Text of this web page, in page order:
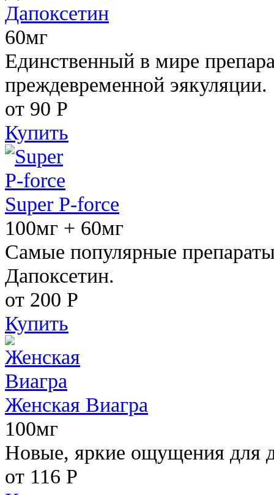
Дапоксетин
60мг
Единственный в мире
преждевременной эякуляции.
от 90 Р
Купить
Super P-force
100мг + 60мг
Самые популярные
Дапоксетин.
от 200 Р
Купить
Женская Виагра
100мг
Новые, яркие ощущения для
от 116 Р